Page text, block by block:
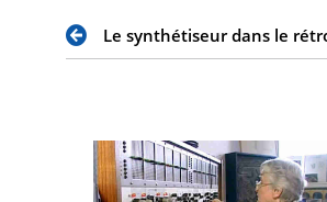
Le synthétiseur dans le